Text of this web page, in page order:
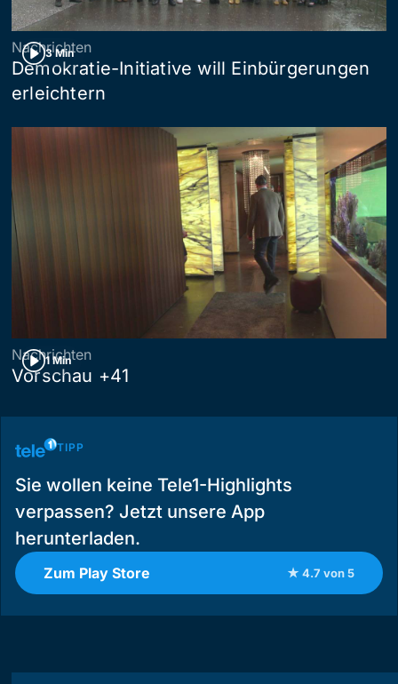
3 Min
Nachrichten
Demokratie-Initiative will Einbürgerungen
erleichtern
1 Min
Nachrichten
Vorschau +41
TIPP
Sie wollen keine Tele1-Highlights
verpassen? Jetzt unsere App
herunterladen.
Zum Play Store ★ 4.7 von 5